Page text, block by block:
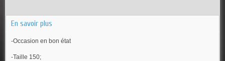
En savoir plus
-Occasion en bon état
-Taille 150;